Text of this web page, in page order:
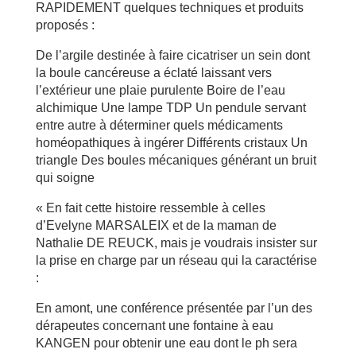
RAPIDEMENT quelques techniques et produits
proposés :
De l’argile destinée à faire cicatriser un sein dont
la boule cancéreuse a éclaté laissant vers
l’extérieur une plaie purulente Boire de l’eau
alchimique Une lampe TDP Un pendule servant
entre autre à déterminer quels médicaments
homéopathiques à ingérer Différents cristaux Un
triangle Des boules mécaniques générant un bruit
qui soigne
« En fait cette histoire ressemble à celles
d’Evelyne MARSALEIX et de la maman de
Nathalie DE REUCK, mais je voudrais insister sur
la prise en charge par un réseau qui la caractérise
:
En amont, une conférence présentée par l’un des
dérapeutes concernant une fontaine à eau
KANGEN pour obtenir une eau dont le ph sera